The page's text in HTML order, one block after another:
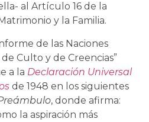
al Artículo 16 de la
y la Familia.
de las Naciones
Culto y de Creencias”
a la Declaración Universal
de 1948 en los siguientes
, donde afirma:
la aspiración más